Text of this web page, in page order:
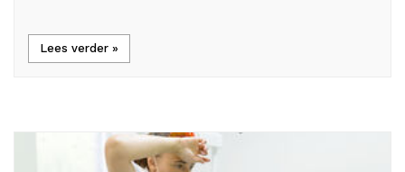
Lees verder »